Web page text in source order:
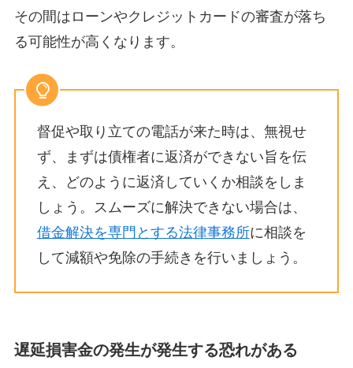
その間はローンやクレジットカードの審査が落ち
る可能性が高くなります。
督促や取り立ての電話が来た時は、無視せ
ず、まずは債権者に返済ができない旨を伝
え、どのように返済していくか相談をしま
しょう。スムーズに解決できない場合は、
借金解決を専門とする法律事務所に相談を
して減額や免除の手続きを行いましょう。
遅延損害金の発生が発生する恐れがある